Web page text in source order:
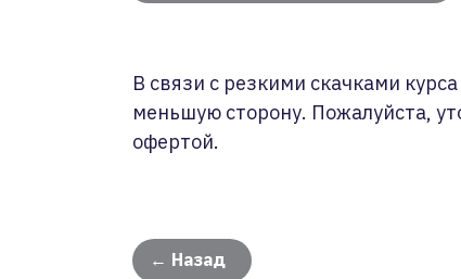
В связи с резкими скачками
меньшую сторону. Пожалуйста,
офертой.
← Назад